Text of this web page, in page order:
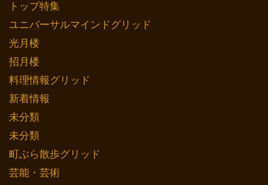
トップ特集
ユニバーサルマインドグリッド
光月楼
招月楼
料理情報グリッド
新着情報
未分類
未分類
町ぶら散歩グリッド
芸能・芸術